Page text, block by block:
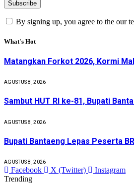
By signing up, you agree to the our
What's Hot
Matangkan Forkot 2026, Kormi
AGUSTUS 8, 2026
Sambut HUT RI ke-81, Bupati
AGUSTUS 8, 2026
Bupati Bantaeng Lepas Peserta
AGUSTUS 8, 2026
Facebook X (Twitter)
Instagram
Trending